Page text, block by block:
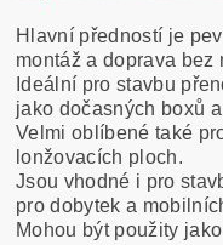
Hlavní předností je
montáž a doprava bez
Ideální pro stavbu
jako dočasných boxů
Velmi oblíbené také
lonžovacích ploch.
Jsou vhodné i pro
pro dobytek a
Mohou být použity